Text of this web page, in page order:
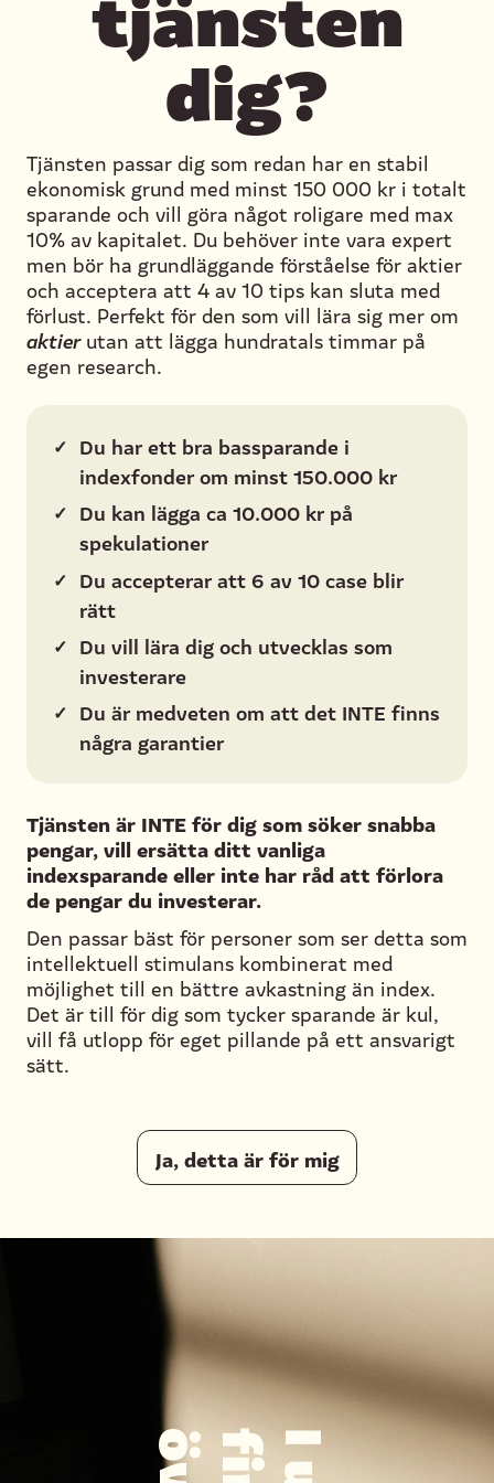
dig?
Tjänsten passar dig som redan har en stabil
ekonomisk grund med minst 150 000 kr i totalt
sparande och vill göra något roligare med max
10% av kapitalet. Du behöver inte vara expert
men bör ha grundläggande förståelse för aktier
och acceptera att 4 av 10 tips kan sluta med
förlust. Perfekt för den som vill lära sig mer om
aktierutan att lägga hundratals timmar på
egen research.
✓ Du har ett bra bassparande i
indexfonder om minst 150.000 kr
✓ Du kan lägga ca 10.000 kr på
spekulationer
✓ Du accepterar att 6 av 10 case blir
rätt
✓ Du vill lära dig och utvecklas som
investerare
✓ Du är medveten om att det INTE finns
några garantier
Tjänsten är INTE för dig som söker snabba
pengar, vill ersätta ditt vanliga
indexsparande eller inte har råd att förlora
de pengar du investerar.
Den passar bäst för personer som ser detta som
intellektuell stimulans kombinerat med
möjlighet till en bättre avkastning än index.
Det är till för dig som tycker sparande är kul,
vill få utlopp för eget pillande på ett ansvarigt
sätt.
Ja, detta är för mig